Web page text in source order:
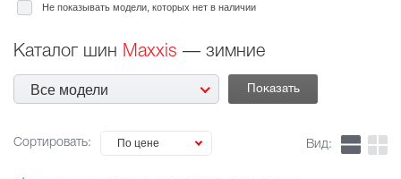
Не показывать модели, которых нет в наличии
Каталог шин Maxxis — зимние
Все модели
Сортировать: По цене Вид: